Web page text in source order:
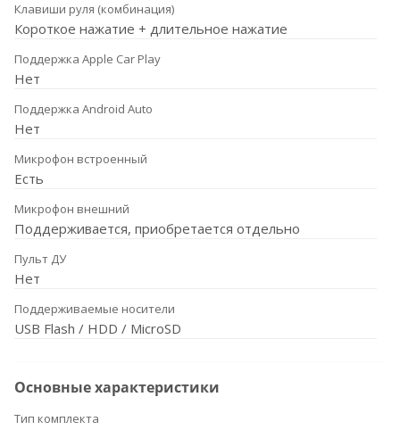
Клавиши руля (комбинация)
Короткое нажатие + длительное нажатие
Поддержка Apple Car Play
Нет
Поддержка Android Auto
Нет
Микрофон встроенный
Есть
Микрофон внешний
Поддерживается, приобретается отдельно
Пульт ДУ
Нет
Поддерживаемые носители
USB Flash / HDD / MicroSD
Основные характеристики
Тип комплекта